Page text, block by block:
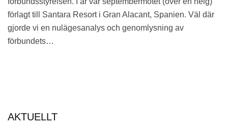
förlagt till Santara Resort i Gran Alacant, Spanien. Väl där
gjorde vi en nulägesanalys och genomlysning av
förbundets…
AKTUELLT